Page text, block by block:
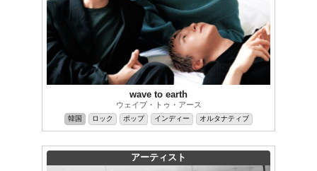
wave to earth
ウェイブ・トゥ・アース
韓国 ロック ポップ インディー オルタナティブ
アーティスト